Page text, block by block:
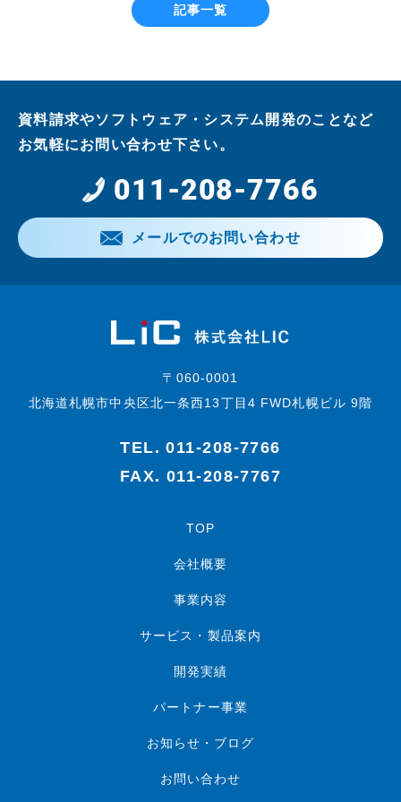
記事一覧
資料請求やソフトウェア・システム開発のことなど
お気軽にお問い合わせ下さい。
011-208-7766
メールでのお問い合わせ
〒060-0001
北海道札幌市中央区北一条西13丁目4 FWD札幌ビル 9階
TEL.011-208-7766
FAX. 011-208-7767
TOP
会社概要
事業内容
サービス・製品案内
開発実績
パートナー事業
お知らせ・ブログ
お問い合わせ